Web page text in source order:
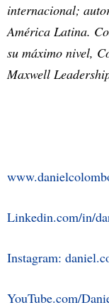
internacional;
América Latina.
su máximo nivel,
Maxwell
Linkedin.com/in/
Instagram:
YouTube.com/